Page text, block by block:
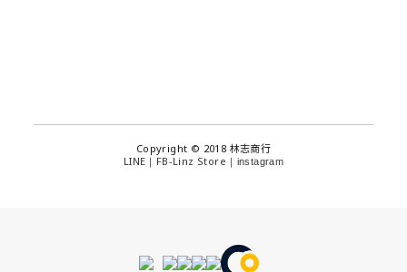
Copyright © 2018 林志商行
LINE
FB-Linz Store instagram